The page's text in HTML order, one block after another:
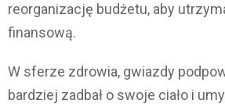
reorganizację budżetu, aby
finansową.
W sferze zdrowia, gwiazdy
bardziej zadbał o swoje ciało i